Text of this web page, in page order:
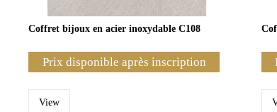
Coffret bijoux en acier inoxydable C108
Prix disponible après inscription
View